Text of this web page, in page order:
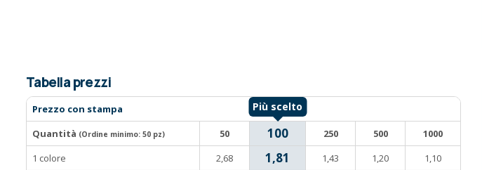
Tabella prezzi
Prezzo con stampa
Quantità (Ordine minimo: 50 pz) 50 100 250 500
1000
1 colore
2,68 1,81 1,43 1,20
1,10